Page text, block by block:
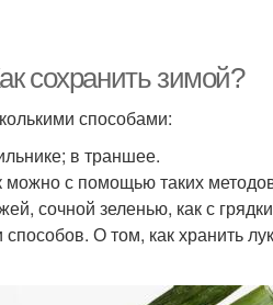
сохранить зимой?
способами:
в траншее.
с помощью таких
сочной зеленью, как с
О том, как хранить